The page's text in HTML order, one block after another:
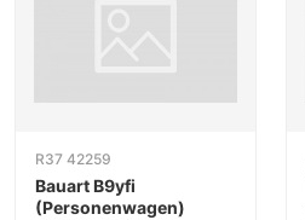
R37 42259
Bauart B9yfi
(Personenwagen)